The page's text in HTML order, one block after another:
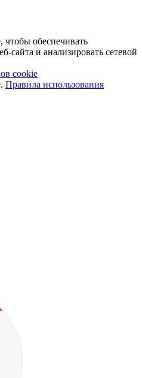
обеспечивать
сайта и анализировать сетевой
cookie
Правила использования